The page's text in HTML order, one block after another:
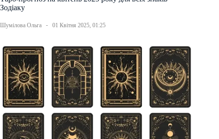
Зодіаку
Шумілова Ольга 01 Квітня 2025, 01:25